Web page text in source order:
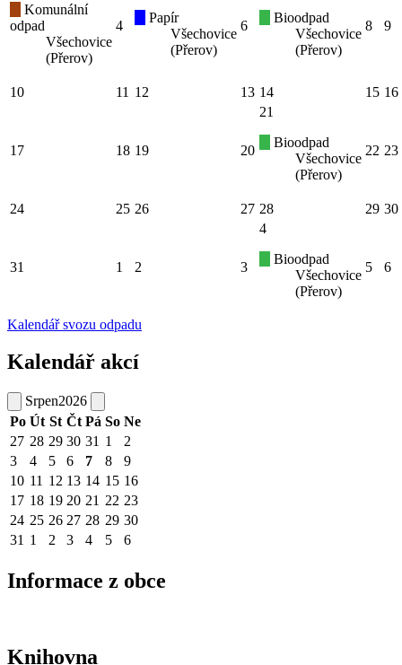
Komunální
odpad
Všechovice
(Přerov)
4
Papír
Všechovice
(Přerov)
6
Bioodpad
Všechovice
(Přerov)
8 9
10 11 12 13 14 15 16
17 18 19 20
21
Bioodpad
Všechovice
(Přerov)
22 23
24 25 26 27 28 29 30
31 1 2 3
4
Bioodpad
Všechovice
(Přerov)
5 6
Kalendář svozu odpadu
Kalendář akcí
Srpen2026
Po Út St Čt Pá So Ne
27 28 29 30 31 1
2
3
4 5 6 7 8
9
10 11 12 13 14 15 16
17 18 19 20 21 22 23
24 25 26 27 28 29 30
31 1 2 3 4 5 6
Informace z obce
Knihovna